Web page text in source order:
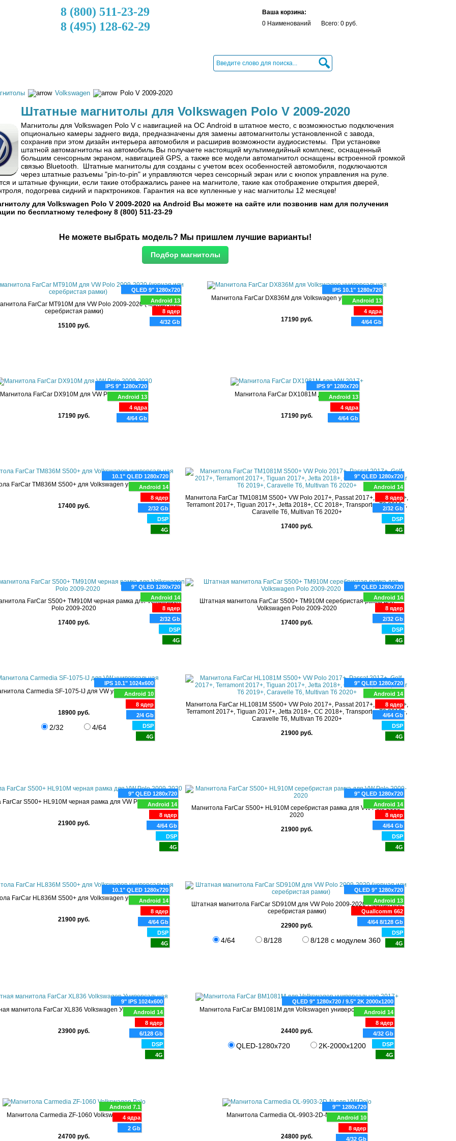
8 (800) 511-23-29
8 (495) 128-62-29
Ваша корзина:
0 Наименований
Всего: 0 руб.
Volkswagen Polo V 2009-2020
Штатные магнитолы для Volkswagen Polo V 2009-2020
Магнитолы для Volkswagen Polo V с навигацией на ОС Android в штатное место , с возможностью подключения
опционально камеры заднего вида
предназначены для замены автомагнитолы установленной с завода,
сохранив при этом дизайн интерьера автомобиля и расширив возможности аудиосистемы. При установке
штатной автомагнитолы на автомобиль Вы получаете настоящий мультимедийный комплекс, оснащенный
большим сенсорным экраном, навигацией GPS, а также все модели автомагнитол оснащены встроенной громкой
связью Bluetooth. Штатные магнитолы для созданы с учетом всех особенностей автомобиля, подключаются
через штатные разъемы "pin-to-pin" и управляются через сенсорный экран или с кнопок управления на руле.
и штатные функции, если такие отображались ранее на магнитоле, такие как отображение открытия дверей,
подогрева сидний и парктроников. Гарантия на все купленные у нас магнитолы 12 месяцев!
для Volkswagen Polo V 2009-2020 на Android Вы можете на сайте или позвонив нам для получения
по бесплатному телефону 8 (800) 511-23-29
Не можете выбрать модель? Мы пришлем лучшие варианты!
QLED 9" 1280x720
Android 13
8 ядер
4/32 Gb
FarCar MT910M для VW Polo 2009-2020 (черная или
серебристая рамки)
15100 руб.
IPS 10.1" 1280x720
Android 13
4 ядра
4/64 Gb
Магнитола FarCar DX836M для Volkswagen универсальная
17190 руб.
IPS 9" 1280x720
Android 13
4 ядра
4/64 Gb
Магнитола FarCar DX910M для VW Polo 2009-2020
17190 руб.
IPS 9" 1280x720
Android 13
4 ядра
4/64 Gb
Магнитола FarCar DX1081M для VW 2017+
17190 руб.
10.1" QLED 1280x720
Android 14
8 ядер
2/32 Gb
DSP
4G
FarCar TM836M S500+ для Volkswagen универсальная
17400 руб.
9" QLED 1280x720
Android 14
8 ядер
2/32 Gb
DSP
4G
Магнитола FarCar TM1081M S500+ VW Polo 2017+, Passat 2017+, Golf 2017+,
Terramont 2017+, Tiguan 2017+, Jetta 2018+, CC 2018+, Transporter T6 2019+,
Caravelle T6, Multivan T6 2020+
17400 руб.
9" QLED 1280x720
Android 14
8 ядер
2/32 Gb
DSP
4G
FarCar S500+ TM910M черная рамка для Volkswagen
Polo 2009-2020
17400 руб.
9" QLED 1280x720
Android 14
8 ядер
2/32 Gb
DSP
4G
Штатная магнитола FarCar S500+ TM910M серебристая рамка для
Volkswagen Polo 2009-2020
17400 руб.
IPS 10.1" 1024x600
Android 10
8 ядер
2/4 Gb
DSP
4G
Carmedia SF-1075-IJ для VW универсальная
18900 руб.
2/32 4/64
9" QLED 1280x720
Android 14
8 ядер
4/64 Gb
DSP
4G
Магнитола FarCar HL1081M S500+ VW Polo 2017+, Passat 2017+, Golf 2017+,
Terramont 2017+, Tiguan 2017+, Jetta 2018+, CC 2018+, Transporter T6 2019+,
Caravelle T6, Multivan T6 2020+
21900 руб.
9" QLED 1280x720
Android 14
8 ядер
4/64 Gb
DSP
4G
FarCar S500+ HL910M черная рамка для VW Polo 2009-2020
21900 руб.
9" QLED 1280x720
Android 14
8 ядер
4/64 Gb
DSP
4G
Магнитола FarCar S500+ HL910M серебристая рамка для VW Polo 2009-
2020
21900 руб.
10.1" QLED 1280x720
Android 14
8 ядер
4/64 Gb
DSP
4G
FarCar HL836M S500+ для Volkswagen универсальная
21900 руб.
QLED 9" 1280x720
Android 13
Quallcomm 662
4/64 8/128 Gb
DSP
4G
Штатная магнитола FarCar SD910M для VW Polo 2009-2020 (черная или
серебристая рамки)
22900 руб.
4/64 8/128 8/128 с модулем 360
9" IPS 1024x600
Android 14
8 ядер
6/128 Gb
DSP
4G
магнитола FarCar XL836 Volkswagen Универсальная
23900 руб.
QLED 9" 1280x720 / 9.5" 2K 2000x1200
Android 14
8 ядер
4/32 Gb
DSP
4G
Магнитола FarCar BM1081M для Volkswagen универсальная 2017+
24400 руб.
QLED-1280x720 2K-2000x1200
Android 7.1
4 ядра
2 Gb
Магнитола Carmedia ZF-1060 Volkswagen Polo
24700 руб.
9"" 1280x720
Android 10
8 ядер
4/32 Gb
Магнитола Carmedia OL-9903-2D-N для VW Polo
24800 руб.